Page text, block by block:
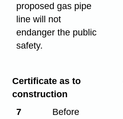
proposed gas pipe
line will not
endanger the public
safety.
Certificate as to
construction
7
Before